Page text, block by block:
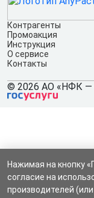
Контрагенты
Промоакция
Инструкция
О сервисе
Контакты
© 2026 АО «НФК —
Нажимая на кнопку
согласие на
производителей